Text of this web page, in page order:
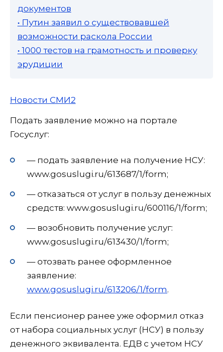
документов
• Путин заявил о существовавшей
возможности раскола России
• 1000 тестов на грамотность и проверку
эрудиции
Новости СМИ2
Подать заявление можно на портале
Госуслуг:
— подать заявление на получение НСУ:
www.gosuslugi.ru/613687/1/form;
— отказаться от услуг в пользу денежных
средств: www.gosuslugi.ru/600116/1/form;
— возобновить получение услуг:
www.gosuslugi.ru/613430/1/form;
— отозвать ранее оформленное
заявление:
www.gosuslugi.ru/613206/1/form.
Если пенсионер ранее уже оформил отказ
от набора социальных услуг (НСУ) в пользу
денежного эквивалента. ЕДВ с учетом НСУ